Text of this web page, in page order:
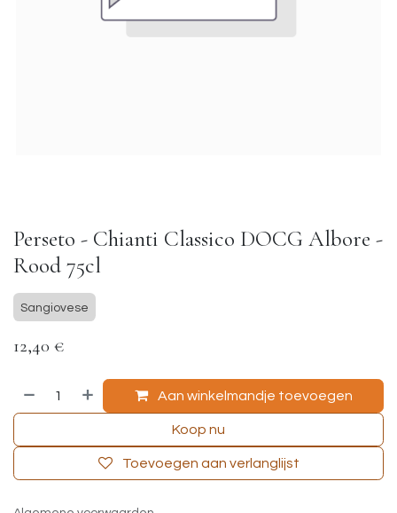
Perseto - Chianti Classico DOCG Albore -
Rood 75cl
Sangiovese
12,40 €
Aan winkelmandje toevoegen
Koop nu
Toevoegen aan verlanglijst